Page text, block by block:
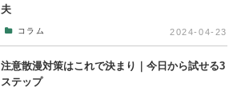
夫
コラム 2024-04-23
注意散漫対策はこれで決まり｜今日から試せる3
ステップ